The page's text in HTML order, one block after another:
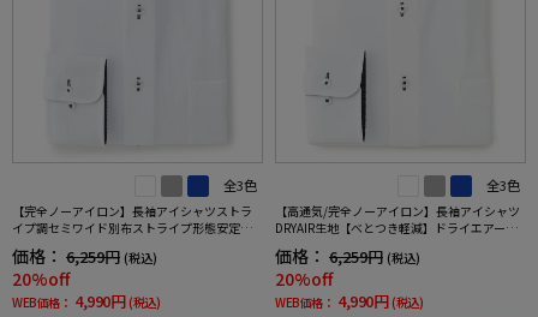
全3色
【完全ノーアイロン】長袖アイシャツストラ
イプ調セミワイド別布ストライプ形態安定ス
価格： 6,259円 (税込)
20%off
WEB価格： 4,990円 (税込)
全3色
【高通気/完全ノーアイロン】長袖アイシャツ
DRYAIR生地【べとつき軽減】ドライエアース
定ストレッチ防汚効果吸汗速乾ワイシャツ春
夏
価格： 6,259円 (税込)
20%off
WEB価格： 4,990円 (税込)